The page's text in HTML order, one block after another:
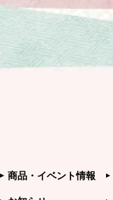
商品・イベント情報